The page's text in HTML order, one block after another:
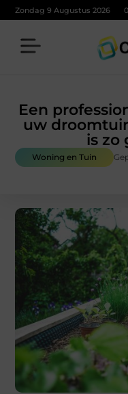
Zondag 9 Augustus 2026
Een
uw
is zo
Woning en Tuin